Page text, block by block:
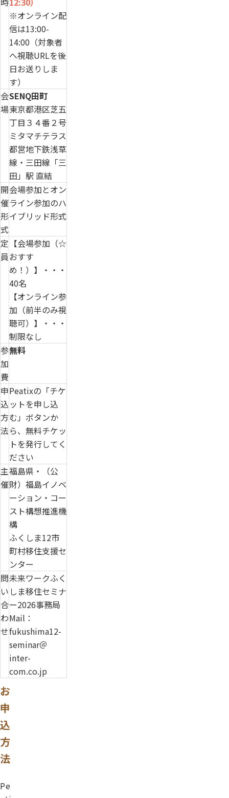
※オンライン配
信は13:00-
14:00（対象者
へ視聴URLを後
日お送りしま
す）
会
場
SENQ田町
東京都港区芝五
丁目３４番２号
ミタマチテラス
都営地下鉄浅草
線・三田線「三
田」駅 直結
開
催
形
式
会場参加とオン
ライン参加のハ
イブリッド形式
定
員
【会場参加（☆
おすす
め！）】・・・
40名
【オンライン参
加（前半のみ視
聴可）】・・・
制限なし
参
加
費
無料
申
込
方
法
Peatixの「チケ
ットを申し込
む」ボタンか
ら、無料チケッ
トを発行してく
ださい
主
催
福島県・（公
財）福島イノベ
ーション・コー
スト構想推進機
構
ふくしま12市
町村移住支援セ
ンター
問
い
合
わ
せ
未来ワークふく
しま移住セミナ
ー2026事務局
Mail：
fukushima12-
seminar＠
inter-
com.co.jp
お
申
込
方
法
Pe